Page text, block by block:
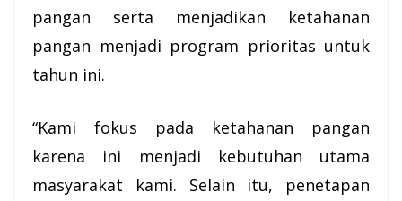
pangan serta menjadikan ketahanan
pangan menjadi program prioritas untuk
tahun ini.
“Kami fokus pada ketahanan pangan
karena ini menjadi kebutuhan utama
masyarakat kami. Selain itu, penetapan